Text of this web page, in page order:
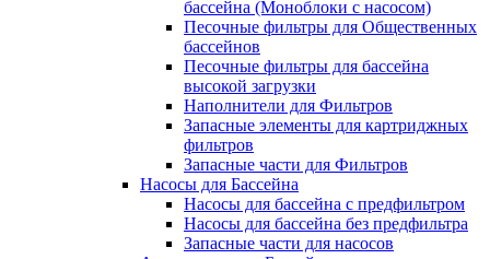
бассейна (Моноблоки с насосом)
Песочные фильтры для Общественных
бассейнов
Песочные фильтры для бассейна
высокой загрузки
Наполнители для Фильтров
Запасные элементы для картриджных
фильтров
Запасные части для Фильтров
Насосы для Бассейна
Насосы для бассейна с предфильтром
Насосы для бассейна без предфильтра
Запасные части для насосов